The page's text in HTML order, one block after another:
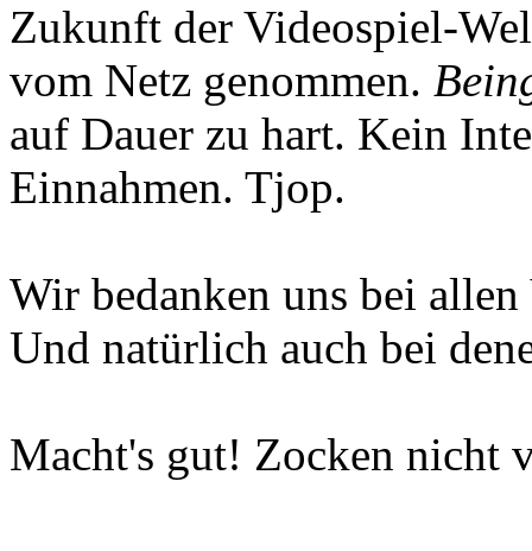
Zukunft der Videospiel-
vom Netz genommen.
auf Dauer zu hart. Kein
Einnahmen. Tjop.
Wir bedanken uns bei
Und natürlich auch bei
Macht's gut! Zocken nicht